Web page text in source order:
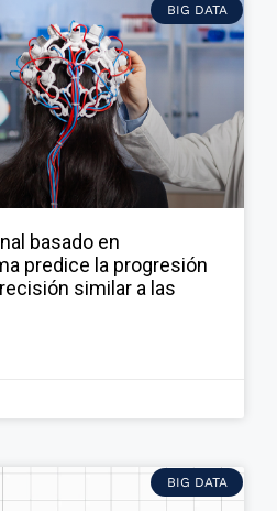
BIG DATA
basado en
predice la progresión
similar a las
BIG DATA